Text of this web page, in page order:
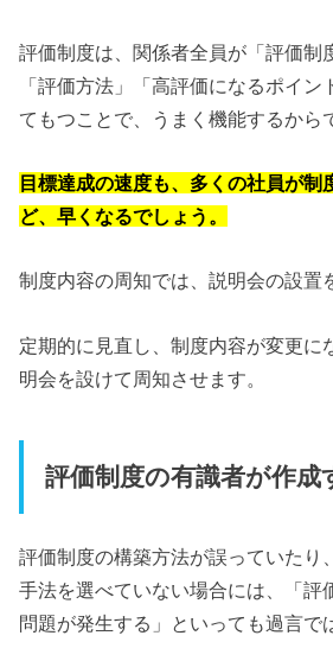
評価制度は、関係者全員が「評価制
「評価方法」「高評価になるポイン
てもつことで、うまく機能するから
目標達成の速度も、多くの社員が制
ど、早くなるでしょう。
制度内容の周知では、説明会の設置
定期的に見直し、制度内容が変更に
明会を設けて周知させます。
評価制度の有識者が作成
評価制度の構築方法が誤っていたり
手法を選べていない場合には、「評
問題が発生する」といっても過言で